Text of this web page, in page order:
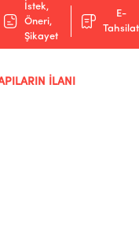
İstek,
Öneri,
Şikayet
E-
Tahsilat
İLANI